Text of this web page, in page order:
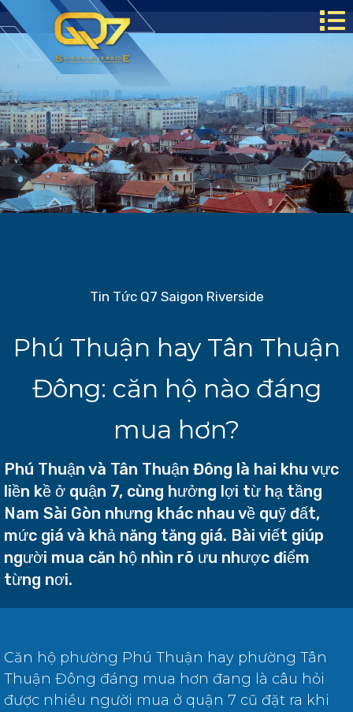
Tin Tức Q7 Saigon Riverside
Phú Thuận hay Tân Thuận
Đông: căn hộ nào đáng
mua hơn?
Phú Thuận và Tân Thuận Đông là hai khu vực
liền kề ở quận 7, cùng hưởng lợi từ hạ tầng
Nam Sài Gòn nhưng khác nhau về quỹ đất,
mức giá và khả năng tăng giá. Bài viết giúp
người mua căn hộ nhìn rõ ưu nhược điểm
từng nơi.
Căn hộ phường Phú Thuận hay phường Tân
Thuận Đông đáng mua hơn đang là câu hỏi
được nhiều người mua ở quận 7 cũ đặt ra khi